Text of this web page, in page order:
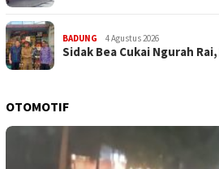
BADUNG 4 Agustus 2026
Sidak Bea Cukai Ngurah
OTOMOTIF